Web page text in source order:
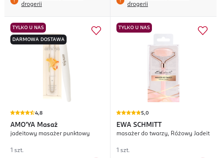
drogerii
drogerii
TYLKO U NAS
DARMOWA DOSTAWA
4,8
AMO'YA Masaż
jadeitowy masażer punktowy
1 szt.
TYLKO U NAS
5,0
EWA SCHMITT
masażer do twarzy, Różowy Jadeit
1 szt.